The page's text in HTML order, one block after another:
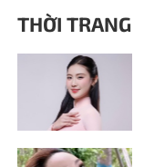
THỜI TRANG